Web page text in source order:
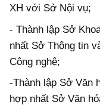
XH với Sở Nội vụ;
- Thành lập Sở
nhất Sở Thông tin
Công nghệ;
-Thành lập Sở Văn
hợp nhất Sở Văn